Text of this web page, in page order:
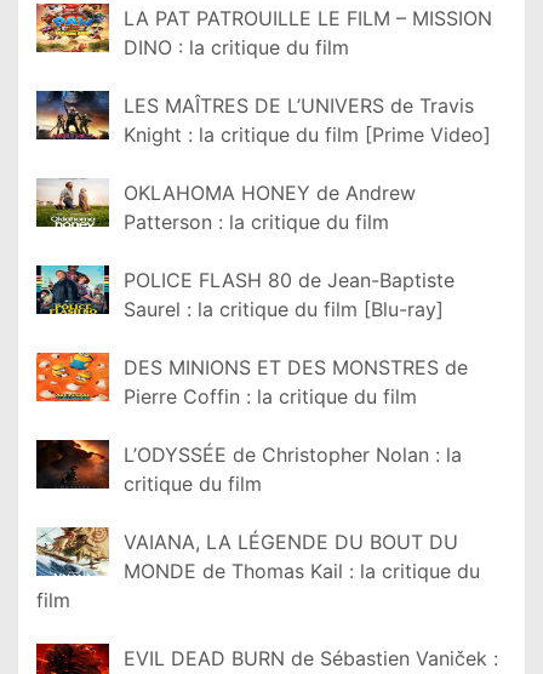
LA PAT PATROUILLE LE FILM – MISSION
DINO : la critique du film
LES MAÎTRES DE L’UNIVERS de Travis
Knight : la critique du film [Prime Video]
OKLAHOMA HONEY de Andrew
Patterson : la critique du film
POLICE FLASH 80 de Jean-Baptiste
Saurel : la critique du film [Blu-ray]
DES MINIONS ET DES MONSTRES de
Pierre Coffin : la critique du film
L’ODYSSÉE de Christopher Nolan : la
critique du film
VAIANA, LA LÉGENDE DU BOUT DU
MONDE de Thomas Kail : la critique du
film
EVIL DEAD BURN de Sébastien Vaniček :